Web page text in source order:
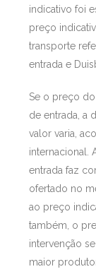
indicativo foi
preço
transporte
entrada e
Se o preço
de entrada, a
valor varia,
internacional.
entrada faz
ofertado no
ao preço
também, o
intervenção
maior